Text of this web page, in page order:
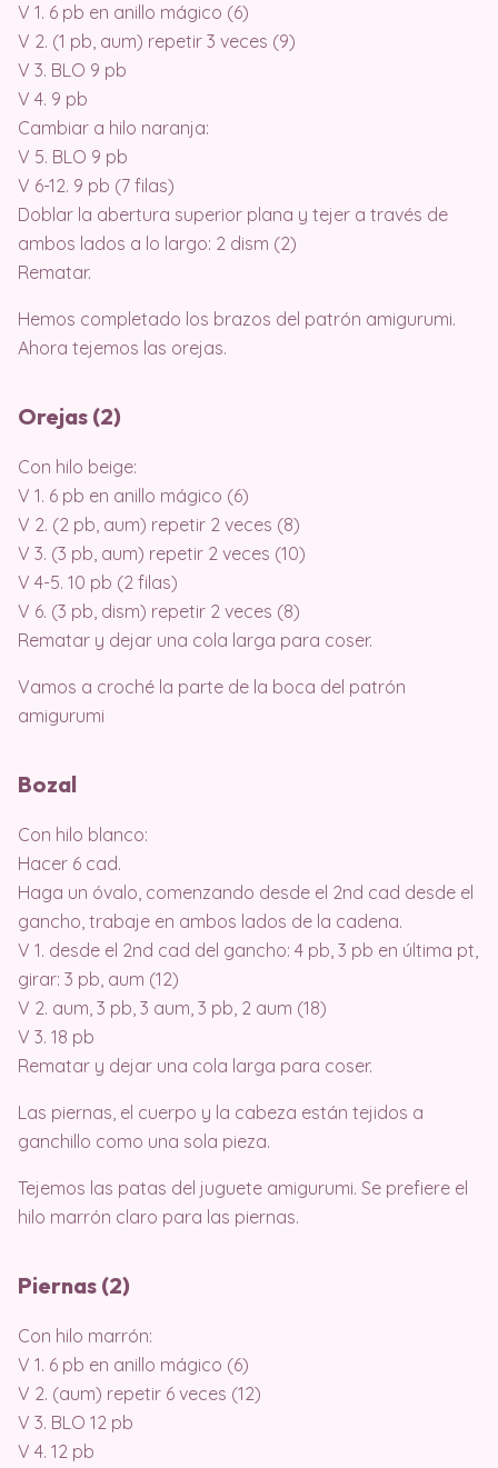
V 1. 6 pb en anillo mágico (6)
V 2. (1 pb, aum) repetir 3 veces (9)
V 3. BLO 9 pb
V 4. 9 pb
Cambiar a hilo naranja:
V 5. BLO 9 pb
V 6-12. 9 pb (7 filas)
Doblar la abertura superior plana y tejer a través de
ambos lados a lo largo: 2 dism (2)
Rematar.
Hemos completado los brazos del patrón amigurumi.
Ahora tejemos las orejas.
Orejas (2)
Con hilo beige:
V 1. 6 pb en anillo mágico (6)
V 2. (2 pb, aum) repetir 2 veces (8)
V 3. (3 pb, aum) repetir 2 veces (10)
V 4-5. 10 pb (2 filas)
V 6. (3 pb, dism) repetir 2 veces (8)
Rematar y dejar una cola larga para coser.
Vamos a croché la parte de la boca del patrón
amigurumi
Bozal
Con hilo blanco:
Hacer 6 cad.
Haga un óvalo, comenzando desde el 2nd cad desde el
gancho, trabaje en ambos lados de la cadena.
V 1. desde el 2nd cad del gancho: 4 pb, 3 pb en última pt,
girar: 3 pb, aum (12)
V 2. aum, 3 pb, 3 aum, 3 pb, 2 aum (18)
V 3. 18 pb
Rematar y dejar una cola larga para coser.
Las piernas, el cuerpo y la cabeza están tejidos a
ganchillo como una sola pieza.
Tejemos las patas del juguete amigurumi. Se prefiere el
hilo marrón claro para las piernas.
Piernas (2)
Con hilo marrón:
V 1. 6 pb en anillo mágico (6)
V 2. (aum) repetir 6 veces (12)
V 3. BLO 12 pb
V 4. 12 pb